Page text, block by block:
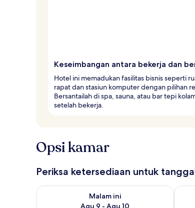
Keseimbangan antara bekerja dan
Hotel ini memadukan fasilitas bisnis seperti
rapat dan stasiun komputer dengan pilihan
Bersantailah di spa, sauna, atau bar tepi
setelah bekerja.
Opsi kamar
Periksa ketersediaan untuk
Malam ini
Agu 9 - Agu 10
Periksa ketersediaan untuk malam ini Agu 9 -